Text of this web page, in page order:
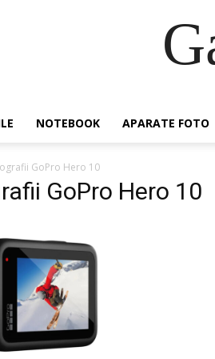
NOTEBOOK APARATE FOTO
GoPro Hero 10
GoPro Hero 10